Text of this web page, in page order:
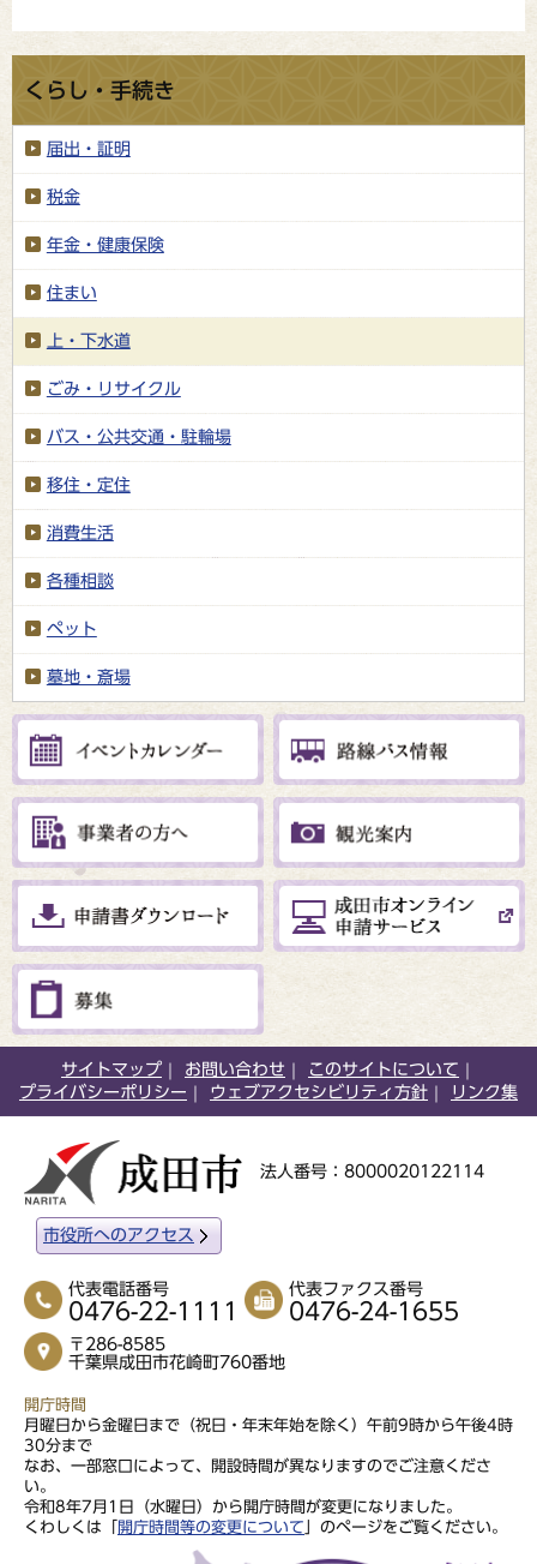
くらし・手続き
届出・証明
税金
年金・健康保険
住まい
上・下水道
ごみ・リサイクル
バス・公共交通・駐輪場
移住・定住
消費生活
各種相談
ペット
墓地・斎場
サイトマップ お問い合わせ
このサイトについて
プライバシーポリシー
ウェブアクセシビリティ方針 リンク集
法人番号：8000020122114
市役所へのアクセス
代表電話番号
0476-22-1111
代表ファクス番号
0476-24-1655
〒286-8585
千葉県成田市花崎町760番地
開庁時間
月曜日から金曜日まで（祝日・年末年始を除く）午前9時から午後4時
30分まで
なお、一部窓口によって、開設時間が異なりますのでご注意くださ
い。
令和8年7月1日（水曜日）から開庁時間が変更になりました。
くわしくは「
開庁時間等の変更について 」のページをご覧ください。